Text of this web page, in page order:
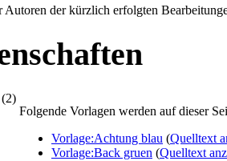
Autoren der kürzlich erfolgten
Folgende Vorlagen werden auf dieser
Vorlage:Achtung blau (Quelltext
Vorlage:Back gruen (Quelltext